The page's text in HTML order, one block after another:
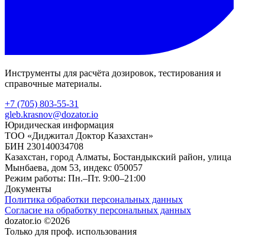
Инструменты для расчёта дозировок, тестирования и
справочные материалы.
+7 (705) 803-55-31
gleb.krasnov@dozator.io
Юридическая информация
ТОО «Диджитал Доктор Казахстан»
БИН 230140034708
Казахстан, город Алматы, Бостандыкский район, улица
Мынбаева, дом 53, индекс 050057
Режим работы: Пн.–Пт. 9:00–21:00
Документы
Политика обработки персональных данных
Согласие на обработку персональных данных
dozator.io ©2026
Только для проф. использования